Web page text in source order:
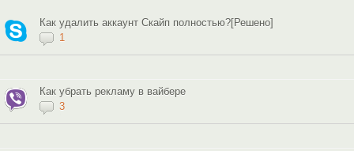
Как удалить аккаунт Скайп полностью?[Решено]
1
Как убрать рекламу в вайбере
3